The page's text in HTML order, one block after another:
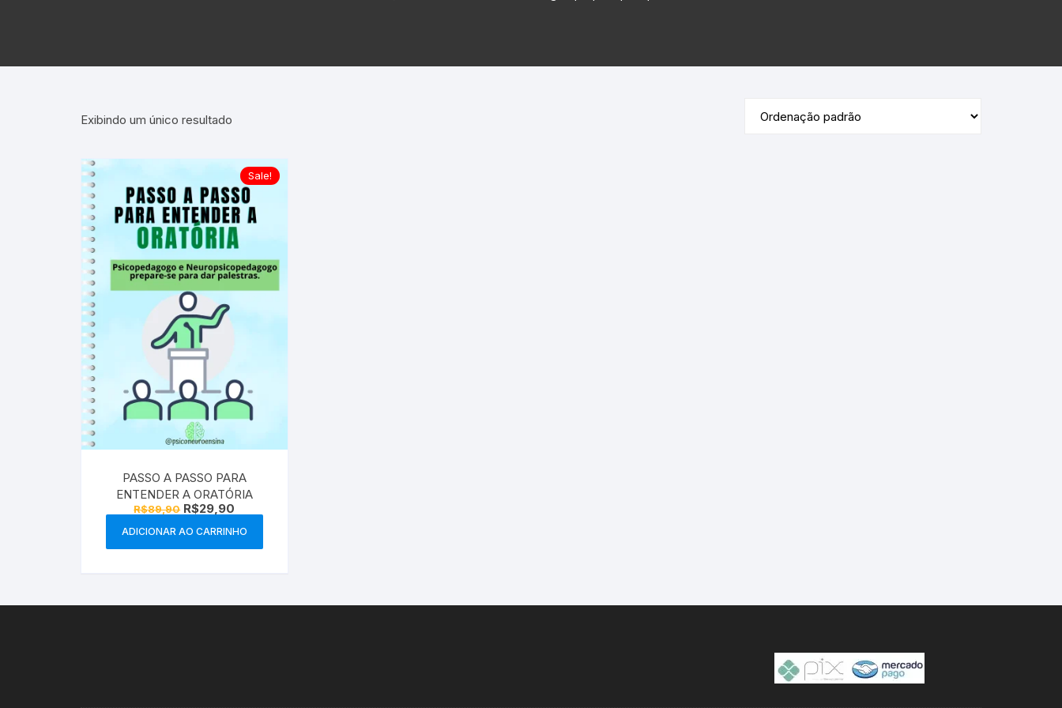
Exibindo um único resultado
Sale!
PASSO A PASSO PARA
ENTENDER A ORATÓRIA
R$89,90 O
original
R$29,90
preço
atual
ADICIONAR AO CARRINHO